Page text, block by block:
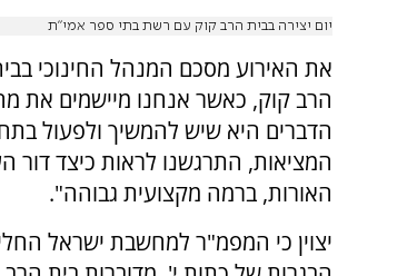
יום יצירה בבית הרב קוק עם רשת בתי ספר אמי"ת
את האירוע מסכם המנהל החינוכי
הרב קוק, כאשר אנחנו מיישמים את
הדברים היא שיש להמשיך ולפעול
המציאות, התרגשנו לראות כיצד דור
האורות, ברמה מקצועית גבוהה".
יצוין כי המפמ"ר למחשבת ישראל